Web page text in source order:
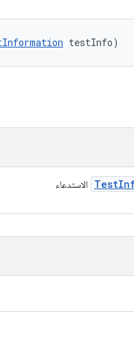
testInfo)
Test الاستدعاء